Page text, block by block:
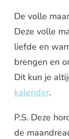
De volle
Deze volle
liefde en
brengen en
Dit kun je
kalender.
P.S. Deze
de